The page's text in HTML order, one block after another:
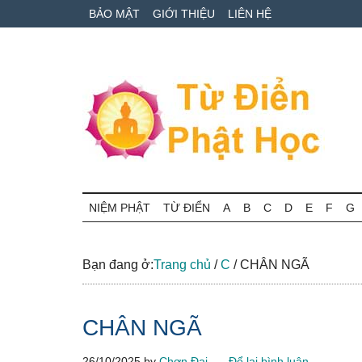
to
to
qua
BẢO MẬT GIỚI THIỆU LIÊN HỆ
Từ
điển
Phật
học
cứu
thuật
Phật
học
NIỆM PHẬT TỪ ĐIỂN A B C D E F G
Bạn đang ở:Trang chủ / C /CHÂN NGÃ
CHÂN NGÃ